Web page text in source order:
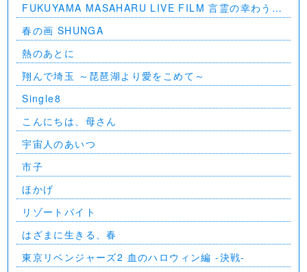
FUKUYAMA MASAHARU LIVE FILM 言霊の幸わう夏
@NIPPON BUDOKAN 2023
春の画 SHUNGA
熱のあとに
翔んで埼玉 ～琵琶湖より愛をこめて～
Single8
こんにちは、母さん
宇宙人のあいつ
市子
ほかげ
リゾートバイト
はざまに生きる、春
東京リベンジャーズ2 血のハロウィン編 -決戦-